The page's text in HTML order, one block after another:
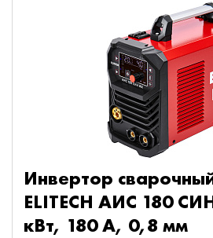
Инвертор
ELITECH АИС 180
кВт, 180 А, 0,8 мм